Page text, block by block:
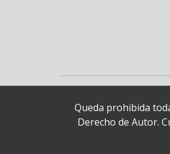
Queda prohibida
Derecho de Autor.